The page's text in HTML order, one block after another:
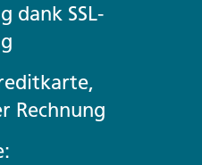
dank SSL-
Rechnung